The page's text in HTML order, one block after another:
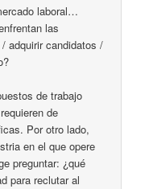
laboral…
las
adquirir candidatos /
de trabajo
de
Por otro lado,
en el que opere
preguntar: ¿qué
para reclutar al